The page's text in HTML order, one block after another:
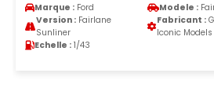
Marque : Ford Modele :
Version :Fairlane
Sunliner
Fabricant :
Iconic Models
Echelle : 1/43